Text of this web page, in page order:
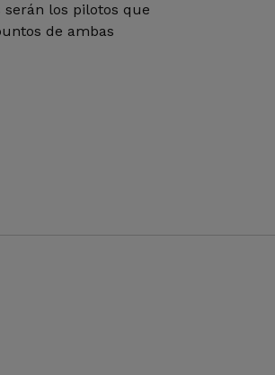
serán los pilotos que
de ambas